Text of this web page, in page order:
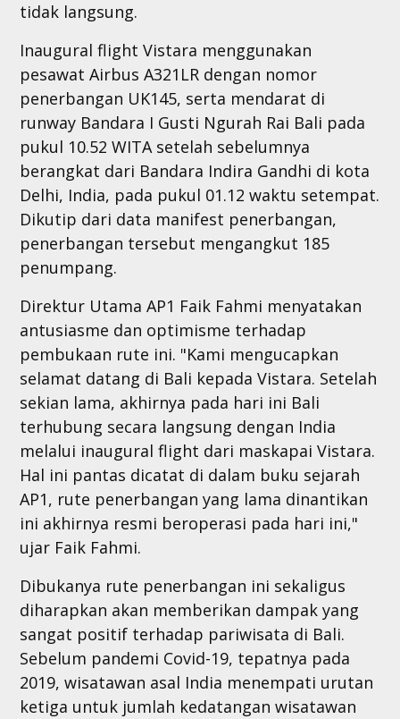
tidak langsung.
Inaugural flight Vistara menggunakan
pesawat Airbus A321LR dengan nomor
penerbangan UK145, serta mendarat di
runway Bandara I Gusti Ngurah Rai Bali pada
pukul 10.52 WITA setelah sebelumnya
berangkat dari Bandara Indira Gandhi di kota
Delhi, India, pada pukul 01.12 waktu setempat.
Dikutip dari data manifest penerbangan,
penerbangan tersebut mengangkut 185
penumpang.
Direktur Utama AP1 Faik Fahmi menyatakan
antusiasme dan optimisme terhadap
pembukaan rute ini. "Kami mengucapkan
selamat datang di Bali kepada Vistara. Setelah
sekian lama, akhirnya pada hari ini Bali
terhubung secara langsung dengan India
melalui inaugural flight dari maskapai Vistara.
Hal ini pantas dicatat di dalam buku sejarah
AP1, rute penerbangan yang lama dinantikan
ini akhirnya resmi beroperasi pada hari ini,"
ujar Faik Fahmi.
Dibukanya rute penerbangan ini sekaligus
diharapkan akan memberikan dampak yang
sangat positif terhadap pariwisata di Bali.
Sebelum pandemi Covid-19, tepatnya pada
2019, wisatawan asal India menempati urutan
ketiga untuk jumlah kedatangan wisatawan